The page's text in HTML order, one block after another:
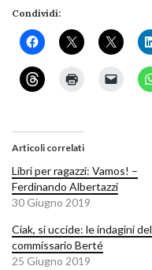
Condividi:
Articoli correlati
Libri per ragazzi: Vamos! –
Ferdinando Albertazzi
30 Giugno 2019
Ciak, si uccide: le indagini del
commissario Berté
25 Giugno 2019